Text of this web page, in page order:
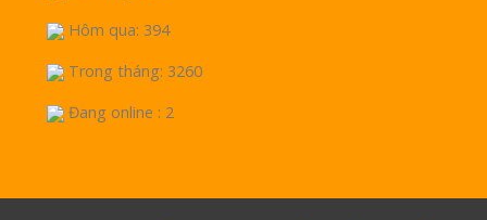
Hôm qua: 394
Trong tháng: 3260
Đang online : 2